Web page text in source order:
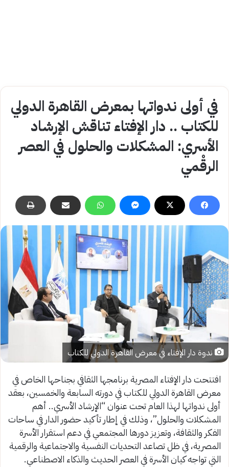
في أولى ندواتها بمعرض القاهرة الدولي
للكتاب .. دار الإفتاء تناقش الإرشاد
الأسري: المشكلات والحلول في العصر
الرقْمي
ندوة دار الإفتاء في معرض القاهرة الدولي للكتاب
افتتحت دار الإفتاء المصرية برنامجها الثقافي بجناحها الخاص في
معرض القاهرة الدولي للكتاب في دورته السابعة والخمسين، بعقد
أولى ندواتها لهذا العام تحت عنوان “الإرشاد الأسري.. أهم
المشكلات والحلول”، وذلك في إطار تأكيد حضور الدار في ساحات
الفكر والثقافة، وتعزيز دورها المجتمعي في دعم استقرار الأسرة
المصرية، في ظل تصاعد التحديات النفسية والاجتماعية والرقمية
التي تواجه كيان الأسرة في العصر الحديث والذكاء الاصطناعي.